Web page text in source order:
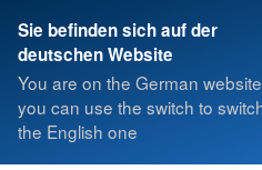
Sie befinden sich auf der
deutschen Website
You are on the German
you can use the switch to
the English one